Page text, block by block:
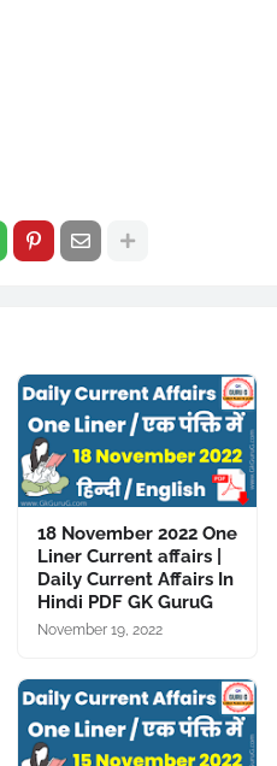
18 November 2022 One
Liner Current affairs |
Daily Current Affairs In
Hindi PDF GK GuruG
November 19, 2022